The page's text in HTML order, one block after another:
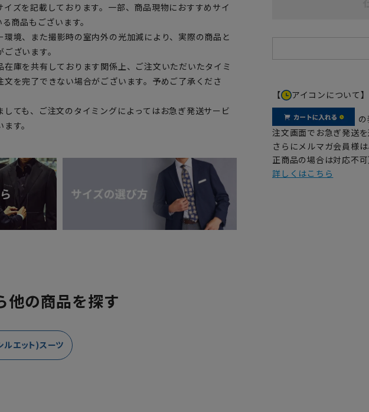
ズを記載しております。一部、商品現物におすすめサイ
商品もございます。
境、また撮影時の室内外の光加減により、実際の商品と
ざいます。
庫を共有しております関係上、ご注文いただいたタイミ
を完了できない場合がございます。予めご了承くださ
ても、ご注文のタイミングによってはお急ぎ発送サービ
す。
【 アイコンについて】
注文画面でお急ぎ発送
さらにメルマガ会員様
正商品の場合は対応不
詳しくはこちら
他の商品を探す
エット)スーツ